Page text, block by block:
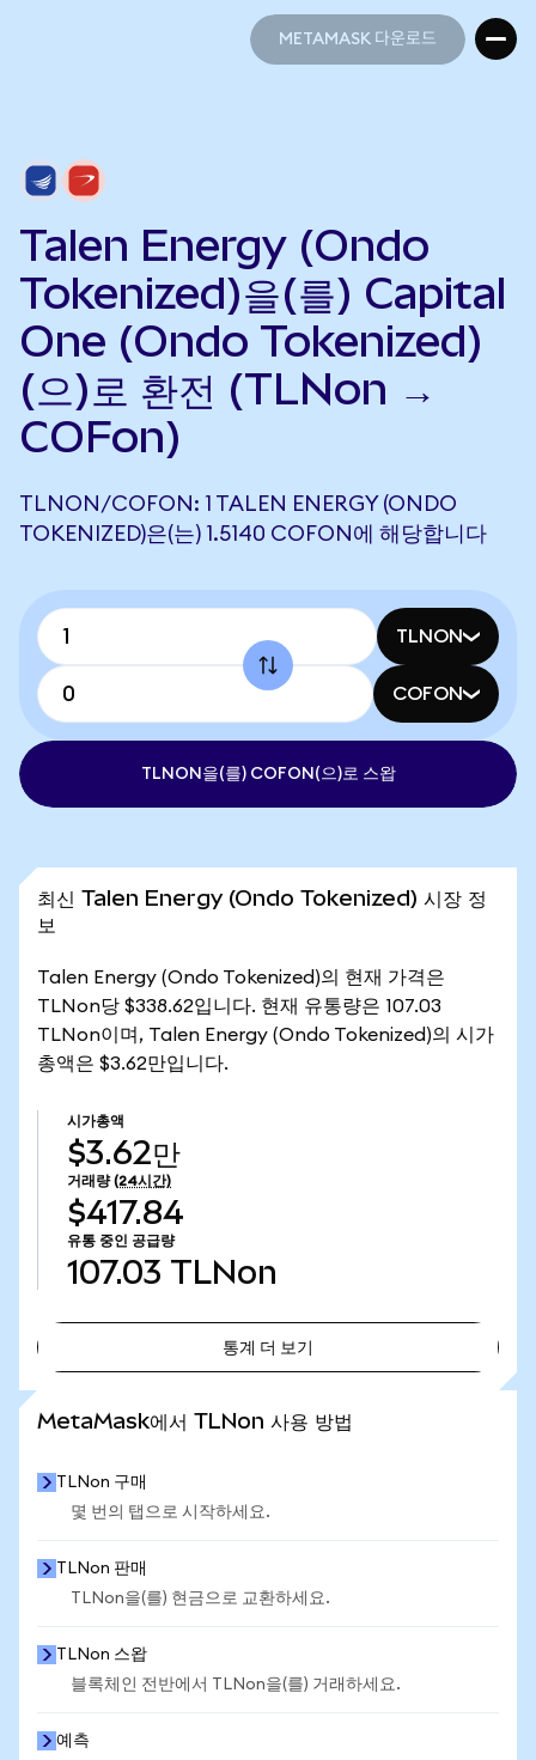
METAMASK 다운로드
Talen Energy (Ondo
Tokenized)을(를) Capital
One (Ondo Tokenized)
(으)로 환전 (TLNon →
COFon)
TLNON/COFON: 1 TALEN ENERGY (ONDO
TOKENIZED)은(는) 1.5140 COFON에 해당합니다
TLNON
COFON
TLNON을(를) COFON(으)로 스왑
최신 Talen Energy (Ondo Tokenized) 시장 정
보
Talen Energy (Ondo Tokenized)의 현재 가격은
TLNon당 $338.62입니다. 현재 유통량은 107.03
TLNon이며, Talen Energy (Ondo Tokenized)의 시가
총액은 $3.62만입니다.
시가총액
$3.62만
거래량 (24시간)
$417.84
유통 중인 공급량
107.03 TLNon
통계 더 보기
MetaMask에서 TLNon 사용 방법
TLNon 구매
몇 번의 탭으로 시작하세요.
TLNon 판매
TLNon을(를) 현금으로 교환하세요.
TLNon 스왑
블록체인 전반에서 TLNon을(를) 거래하세요.
예측